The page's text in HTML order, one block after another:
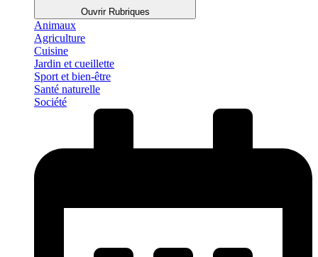
Ouvrir Rubriques
Animaux
Agriculture
Cuisine
Jardin et cueillette
Sport et bien-être
Santé naturelle
Société